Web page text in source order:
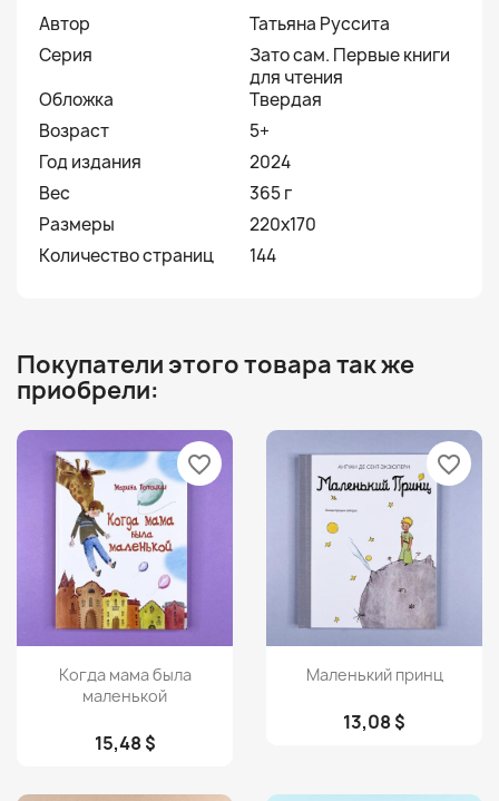
Автор
Татьяна Руссита
Серия
Зато сам. Первые книги
для чтения
Обложка
Твердая
Возраст
5+
Год издания
2024
Вес
365 г
Размеры
220x170
Количество страниц
144
Покупатели этого товара так же
приобрели:
Просмотр
Когда мама была
маленькой
15,48 $
favorite_border
Просмотр
Маленький принц
13,08 $
favorite_border